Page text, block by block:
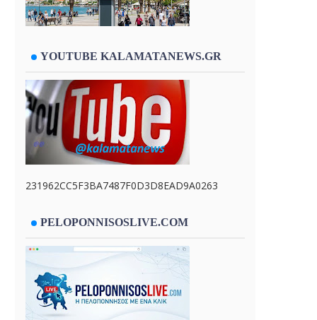
YOUTUBE KALAMATANEWS.GR
231962CC5F3BA7487F0D3D8EAD9A0263
PELOPONNISOSLIVE.COM